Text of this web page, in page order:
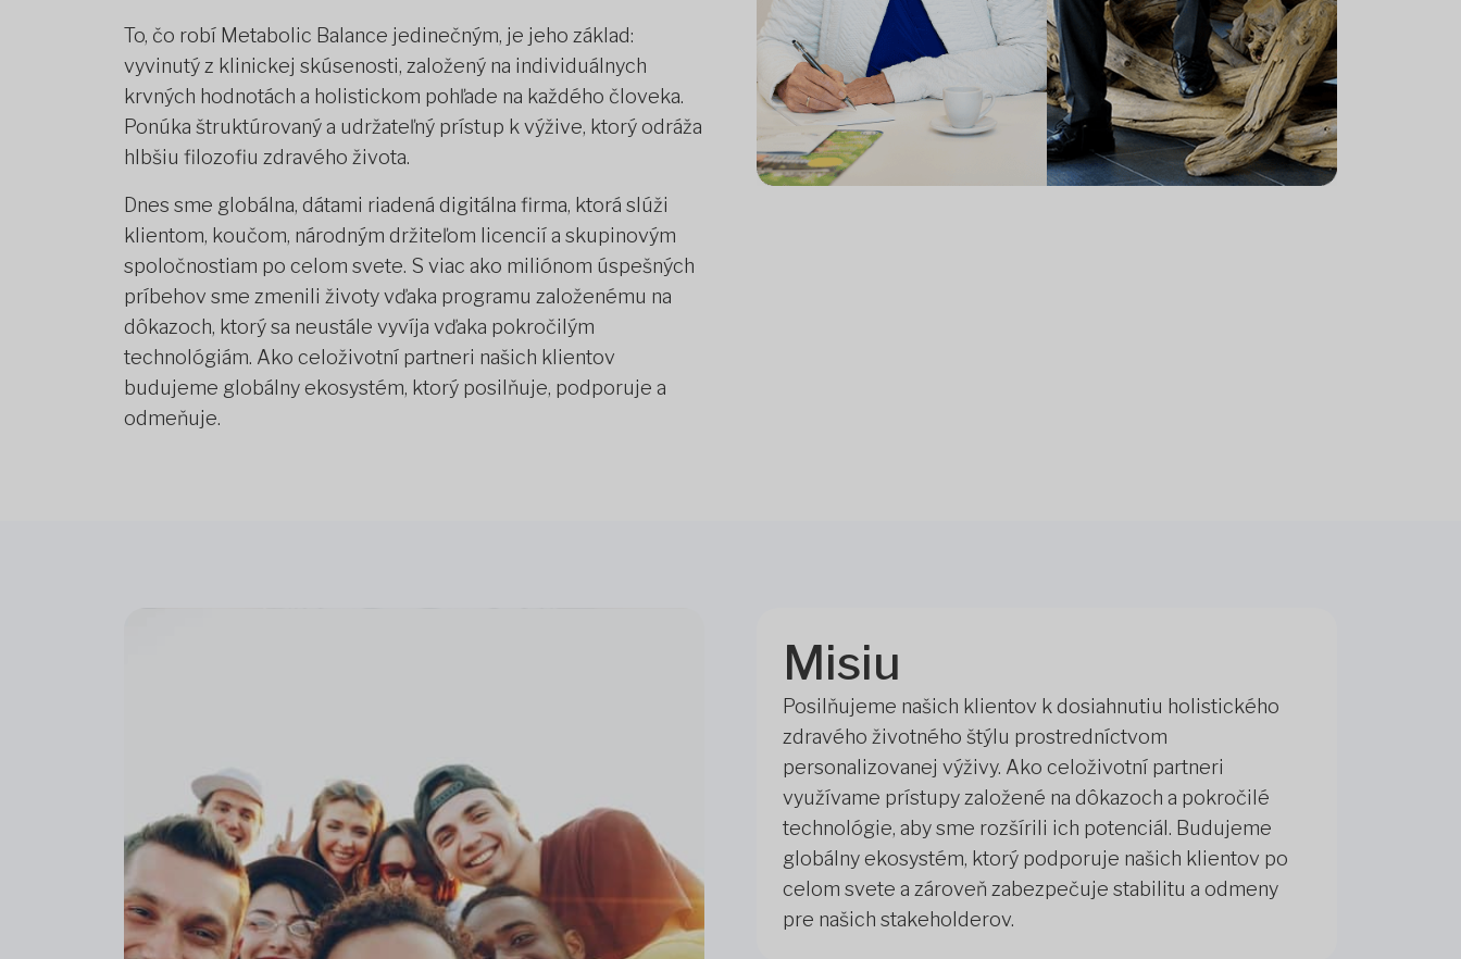
To, čo robí Metabolic Balance jedinečným, je jeho základ:
vyvinutý z klinickej skúsenosti, založený na individuálnych
krvných hodnotách a holistickom pohľade na každého človeka.
Ponúka štruktúrovaný a udržateľný prístup k výžive, ktorý odráža
hlbšiu filozofiu zdravého života.
Dnes sme globálna, dátami riadená digitálna firma, ktorá slúži
klientom, koučom, národným držiteľom licencií a skupinovým
spoločnostiam po celom svete. S viac ako miliónom úspešných
príbehov sme zmenili životy vďaka programu založenému na
dôkazoch, ktorý sa neustále vyvíja vďaka pokročilým
technológiám. Ako celoživotní partneri našich klientov
budujeme globálny ekosystém, ktorý posilňuje, podporuje a
odmeňuje.
Misiu
Posilňujeme našich klientov k dosiahnutiu holistického
zdravého životného štýlu prostredníctvom
personalizovanej výživy. Ako celoživotní partneri
využívame prístupy založené na dôkazoch a pokročilé
technológie, aby sme rozšírili ich potenciál. Budujeme
globálny ekosystém, ktorý podporuje našich klientov po
celom svete a zároveň zabezpečuje stabilitu a odmeny
pre našich stakeholderov.